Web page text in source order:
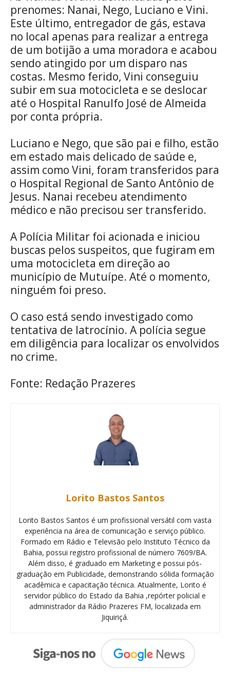
prenomes: Nanai, Nego, Luciano e Vini.
Este último, entregador de gás, estava
no local apenas para realizar a entrega
de um botijão a uma moradora e acabou
sendo atingido por um disparo nas
costas. Mesmo ferido, Vini conseguiu
subir em sua motocicleta e se deslocar
até o Hospital Ranulfo José de Almeida
por conta própria.
Luciano e Nego, que são pai e filho, estão
em estado mais delicado de saúde e,
assim como Vini, foram transferidos para
o Hospital Regional de Santo Antônio de
Jesus. Nanai recebeu atendimento
médico e não precisou ser transferido.
A Polícia Militar foi acionada e iniciou
buscas pelos suspeitos, que fugiram em
uma motocicleta em direção ao
município de Mutuípe. Até o momento,
ninguém foi preso.
O caso está sendo investigado como
tentativa de latrocínio. A polícia segue
em diligência para localizar os envolvidos
no crime.
Fonte: Redação Prazeres
Lorito Bastos Santos
Lorito Bastos Santos é um profissional versátil com vasta
experiência na área de comunicação e serviço público.
Formado em Rádio e Televisão pelo Instituto Técnico da
Bahia, possui registro profissional de número 7609/BA.
Além disso, é graduado em Marketing e possui pós-
graduação em Publicidade, demonstrando sólida formação
acadêmica e capacitação técnica. Atualmente, Lorito é
servidor público do Estado da Bahia ,repórter policial e
administrador da Rádio Prazeres FM, localizada em
Jiquiriçá.